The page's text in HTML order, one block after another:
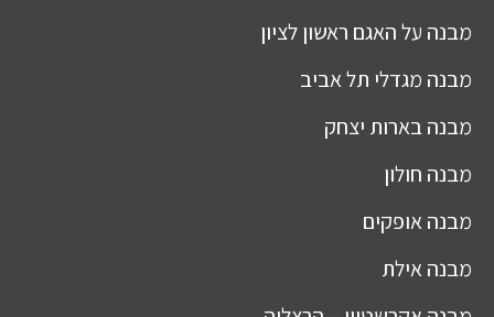
מבנה על האגם ראשון לציון
מבנה מגדלי תל אביב
מבנהבארות יצחק
מבנה חולון
מבנהאופקים
מבנהאילת